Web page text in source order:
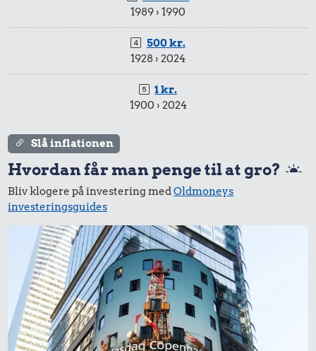
1989 › 1990
500 kr.
1928 › 2024
1 kr.
1900 › 2024
Slå inflationen
Hvordan får man penge til at gro?
Bliv klogere på investering medOldmoneys
investeringsguides